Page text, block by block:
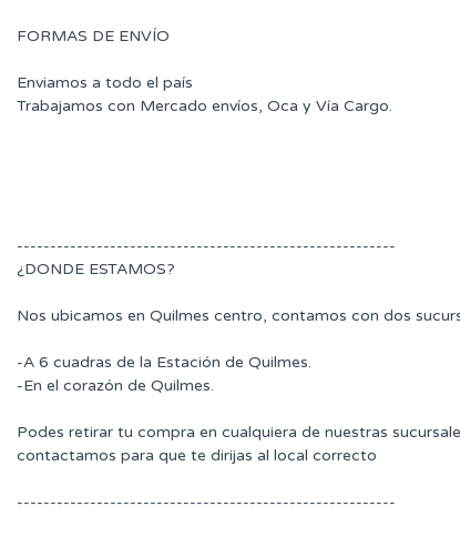
FORMAS DE ENVÍO
Enviamos a todo el país
Trabajamos con Mercado envíos, Oca y Vía Cargo.
---------------------------------------------------------
¿DONDE ESTAMOS?
Nos ubicamos en Quilmes centro, contamos con dos
-A 6 cuadras de la Estación de Quilmes.
-En el corazón de Quilmes.
Podes retirar tu compra en cualquiera de nuestras
contactamos para que te dirijas al local correcto
---------------------------------------------------------